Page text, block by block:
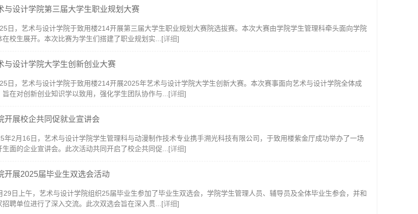
与设计学院第三届大学生职业规划大赛
日，艺术与设计学院于致用楼214开展第三届大学生职业规划大赛院选拔赛。本次大赛由学院学生管理科牵头面向学院
在校生展开。本次比赛为学生们搭建了职业规划实...[详细]
与设计学院大学生创新创业大赛
日，艺术与设计学院于致用楼214开展2025年艺术与设计学院大学生创新大赛。本次赛事面向艺术与设计学院全体成
旨在对创新创业知识学以致用，强化学生团队协作与...[详细]
开展校企共同促就业宣讲会
年2月16日，艺术与设计学院学生管理科与动漫制作技术专业携手溯光科技有限公司，于致用楼紫金厅成功举办了一场
生面的企业宣讲会。此次活动共同开启了校企共同促...[详细]
开展2025届毕业生双选会活动
29日上午，艺术与设计学院组织25届毕业生参加了毕业生双选会，学院学生管理人员、辅导员及全体毕业生参会，并和
招聘单位进行了深入交流。此次双选会旨在深入贯...[详细]